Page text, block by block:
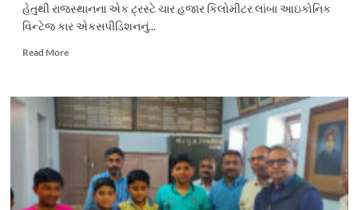
હેતુથી રાજસ્થાનના એક ટ્રસ્ટે ચાર હજાર કિલોમીટર લાંબા આઇકોનિક
વિન્ટેજ કાર એકસપીડિશનનું...
Read MoreRead
દેશ-
વિદેશની
૧પ૦
વિન્ટેજ
કાફલો
કચ્છના